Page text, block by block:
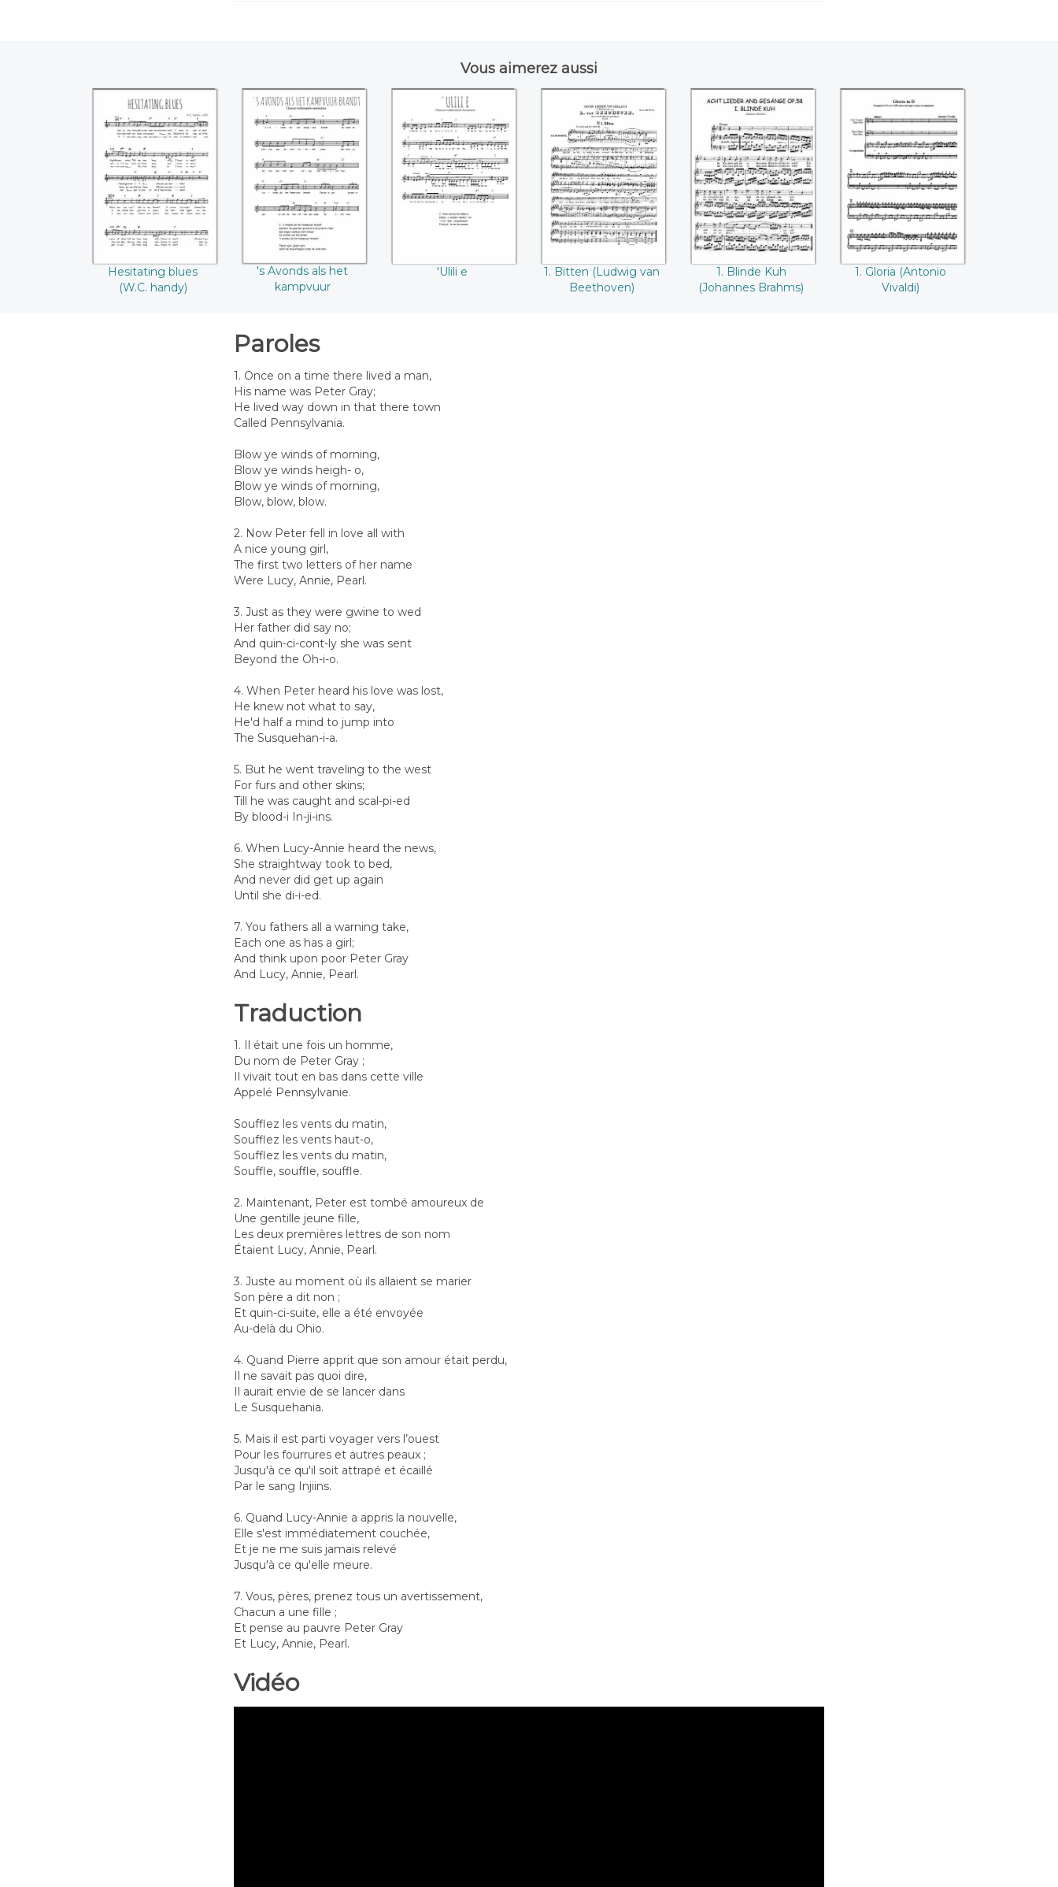
Vous aimerez aussi
Hesitating blues
(W.C. handy)
Hesitating blues
(W.C. handy)
's Avonds als het
kampvuur
's Avonds als het
kampvuur
'Ulili e
'Ulili e
1. Bitten (Ludwig
van Beethoven)
1. Bitten (Ludwig van
Beethoven)
1. Blinde Kuh
(Johannes Brahms)
1. Blinde Kuh
(Johannes Brahms)
1. Gloria (Antonio
1. Gloria (Antonio
Vivaldi)
Paroles
1. Once on a time there lived a man,
His name was Peter Gray;
He lived way down in that there town
Called Pennsylvania.
Blow ye winds of morning,
Blow ye winds heigh- o,
Blow ye winds of morning,
Blow, blow, blow.
2. Now Peter fell in love all with
A nice young girl,
The first two letters of her name
Were Lucy, Annie, Pearl.
3. Just as they were gwine to wed
Her father did say no;
And quin-ci-cont-ly she was sent
Beyond the Oh-i-o.
4. When Peter heard his love was lost,
He knew not what to say,
He'd half a mind to jump into
The Susquehan-i-a.
5. But he went traveling to the west
For furs and other skins;
Till he was caught and scal-pi-ed
By blood-i In-ji-ins.
6. When Lucy-Annie heard the news,
She straightway took to bed,
And never did get up again
Until she di-i-ed.
7. You fathers all a warning take,
Each one as has a girl;
And think upon poor Peter Gray
And Lucy, Annie, Pearl.
Traduction
1. Il était une fois un homme,
Du nom de Peter Gray ;
Il vivait tout en bas dans cette ville
Appelé Pennsylvanie.
Soufflez les vents du matin,
Soufflez les vents haut-o,
Soufflez les vents du matin,
Souffle, souffle, souffle.
2. Maintenant, Peter est tombé amoureux de
Une gentille jeune fille,
Les deux premières lettres de son nom
Étaient Lucy, Annie, Pearl.
3. Juste au moment où ils allaient se marier
Son père a dit non ;
Et quin-ci-suite, elle a été envoyée
Au-delà du Ohio.
4. Quand Pierre apprit que son amour était perdu,
Il ne savait pas quoi dire,
Il aurait envie de se lancer dans
Le Susquehania.
5. Mais il est parti voyager vers l’ouest
Pour les fourrures et autres peaux ;
Jusqu'à ce qu'il soit attrapé et écaillé
Par le sang Injiins.
6. Quand Lucy-Annie a appris la nouvelle,
Elle s'est immédiatement couchée,
Et je ne me suis jamais relevé
Jusqu'à ce qu'elle meure.
7. Vous, pères, prenez tous un avertissement,
Chacun a une fille ;
Et pense au pauvre Peter Gray
Et Lucy, Annie, Pearl.
Vidéo